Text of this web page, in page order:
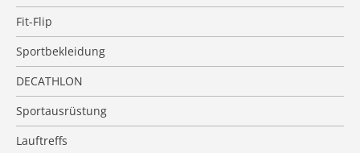
Fit-Flip
Sportbekleidung
DECATHLON
Sportausrüstung
Lauftreffs